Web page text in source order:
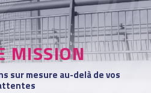
MISSION
sur mesure au-delà de vos